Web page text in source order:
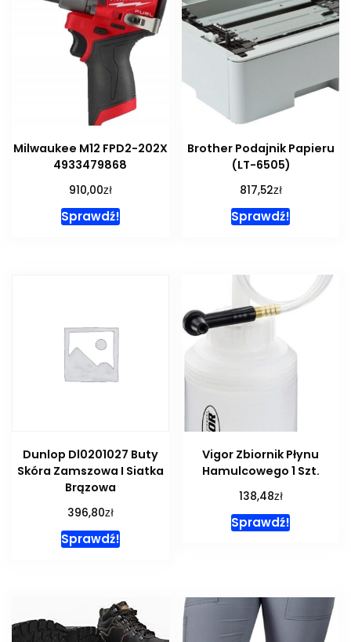
Milwaukee M12 FPD2-202X
4933479868
910,00zł
Sprawdź!
Brother Podajnik Papieru
(LT-6505)
817,52zł
Sprawdź!
Dunlop Dl0201027 Buty
Skóra Zamszowa I Siatka
Brązowa
396,80zł
Sprawdź!
Vigor Zbiornik Płynu
Hamulcowego 1 Szt.
138,48zł
Sprawdź!